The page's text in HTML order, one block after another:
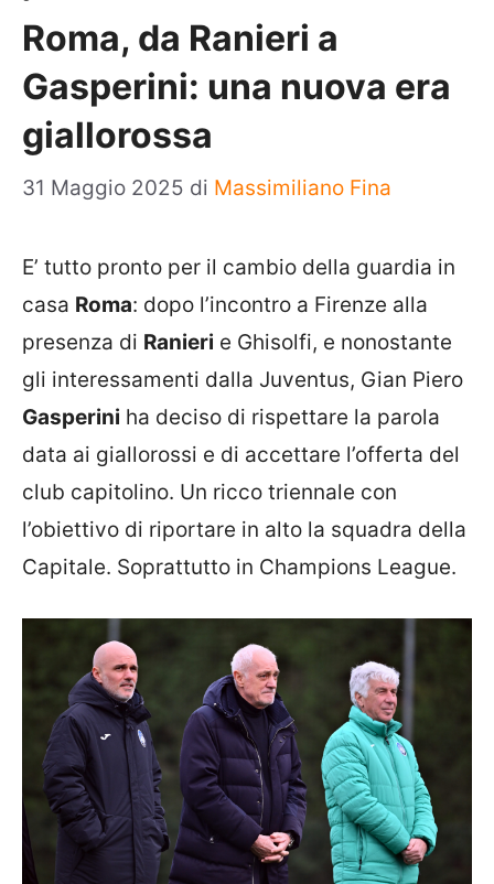
Roma, da Ranieri a
Gasperini: una nuova era
giallorossa
31 Maggio 2025 di Massimiliano Fina
E’ tutto pronto per il cambio della guardia in
casa Roma: dopo l’incontro a Firenze alla
presenza di Ranieri e Ghisolfi, e nonostante
gli interessamenti dalla Juventus, Gian Piero
Gasperini ha deciso di rispettare la parola
data ai giallorossi e di accettare l’offerta del
club capitolino. Un ricco triennale con
l’obiettivo di riportare in alto la squadra della
Capitale. Soprattutto in Champions League.